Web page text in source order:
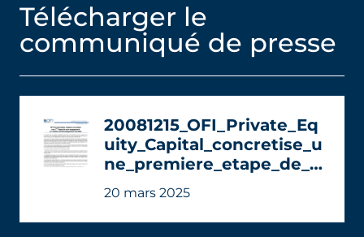
Télécharger le
communiqué de presse
20081215_OFI_Private_Eq
uity_Capital_concretise_u
ne_premiere_etape_de_s
on_engagement_en_mati
ère_de_développement_
durable (1).pdf
20 mars 2025